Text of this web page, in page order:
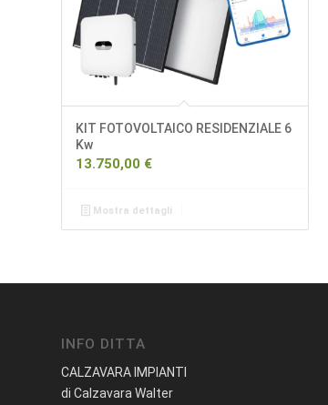
KIT FOTOVOLTAICO RESIDENZIALE 6
Kw
13.750,00 €
Mostra dettagli
INFO DITTA
CALZAVARA IMPIANTI
di Calzavara Walter